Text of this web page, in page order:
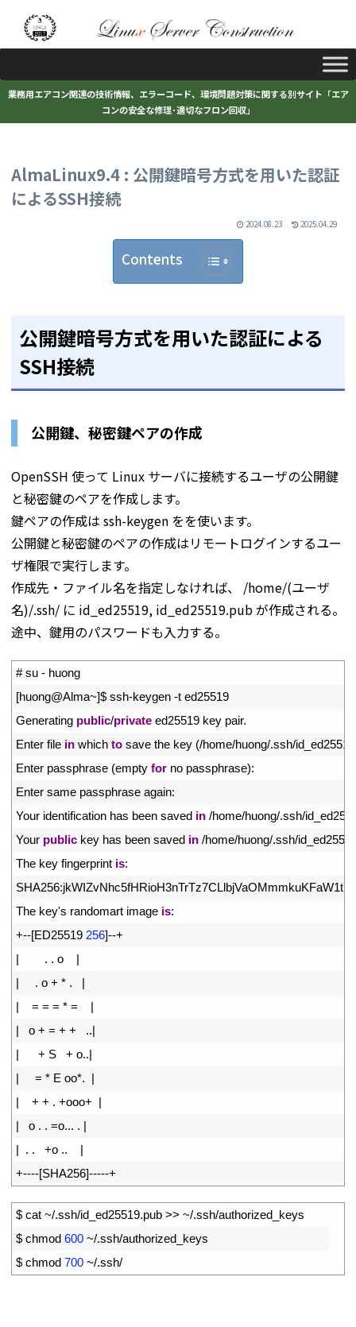
業務用エアコン関連の技術情報、エラーコード、環境問題対策に関する別サイト「エア
コンの安全な修理･適切なフロン回収」
AlmaLinux9.4 : 公開鍵暗号方式を用いた認証
によるSSH接続
2024.08.23 2025.04.29
Contents
公開鍵暗号方式を用いた認証による
SSH接続
公開鍵、秘密鍵ペアの作成
OpenSSH 使って Linux サーバに接続するユーザの公開鍵
と秘密鍵のペアを作成します。
鍵ペアの作成は ssh-keygen をを使います。
公開鍵と秘密鍵のペアの作成はリモートログインするユー
ザ権限で実行します。
作成先・ファイル名を指定しなければ、 /home/(ユーザ
名)/.ssh/ に id_ed25519, id_ed25519.pub が作成される。
途中、鍵用のパスワードも入力する。
# su - huong
[huong@Alma~]$ ssh-keygen -t ed25519
Generating public/private ed25519 key pair.
Enter file in which to save the key (/home/huong/.ssh/id_ed25519
Enter passphrase (empty for no passphrase):
Enter same passphrase again:
Your identification has been saved in /home/huong/.ssh/
Your public key has been saved in /home/huong/.ssh/
The key fingerprint is:
SHA256:jkWIZvNhc5fHRioH3nTrTz7CLlbjVaOMmmkuKFaW1tY
The key's randomart image is:
+--[ED25519 256]--+
|
. . o
|
|
. o + * .
|
|
= = = * =
|
|
o + = + + ..|
|
+ S + o..|
|
= * E oo*. |
|
+ + . +ooo+ |
|
o . . =o... . |
| . . +o ..
|
+----[SHA256]-----+
$ cat ~/.ssh/id_ed25519.pub >> ~/.ssh/authorized keys
$ chmod 600 ~/.ssh/authorized keys
$ chmod 700 ~/.ssh/